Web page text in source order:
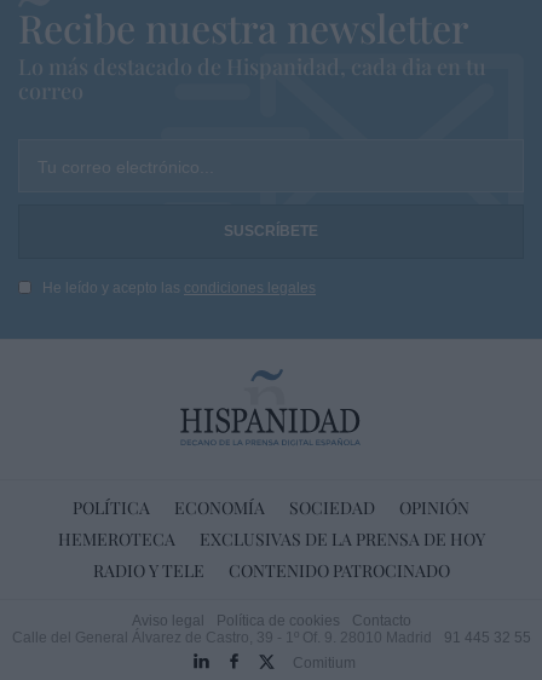
Recibe nuestra newsletter
Lo más destacado de Hispanidad, cada dia en tu
correo
Tu correo electrónico...
He leído y acepto las condiciones legales
POLÍTICA ECONOMÍA SOCIEDAD
OPINIÓN
HEMEROTECA
EXCLUSIVAS DE LA PRENSA DE HOY
RADIO Y TELE
CONTENIDO PATROCINADO
Aviso legal Política de cookies
Contacto
Calle del General Álvarez de Castro, 39 - 1º Of. 9. 28010 Madrid
91 445 32 55
Comitium